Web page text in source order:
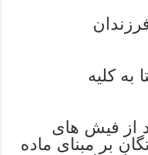
به کلیه
۲ درصد از فیش های
بر مبنای ماده